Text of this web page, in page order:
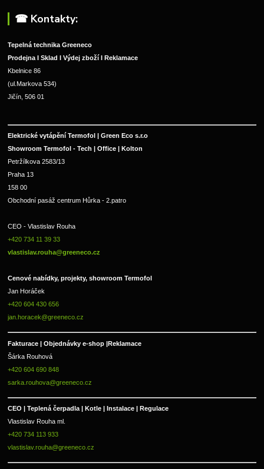
☎︎ Kontakty:
Tepelná technika Greeneco
Prodejna I Sklad I Výdej zboží I Reklamace
Kbelnice 86
(ul.Markova 534)
Jičín, 506 01
Elektrické vytápění Termofol | Green Eco s.r.o
Showroom Termofol - Tech | Office | Kolton
Petržílkova 2583/13
Praha 13
158 00
Obchodní pasáž centrum Hůrka - 2.patro
CEO - Vlastislav Rouha
+420 734 11 39 33
vlastislav.rouha@greeneco.cz
Cenové nabídky, projekty, showroom Termofol
Jan Horáček
+420 604 430 656
jan.horacek@greeneco.cz
Fakturace | Objednávky e-shop |Reklamace
Šárka Rouhová
+420 604 690 848
sarka.rouhova@greeneco.cz
CEO | Teplená čerpadla | Kotle | Instalace | Regulace
Vlastislav Rouha ml.
+420 734 113 933
vlastislav.rouha@greeneco.cz